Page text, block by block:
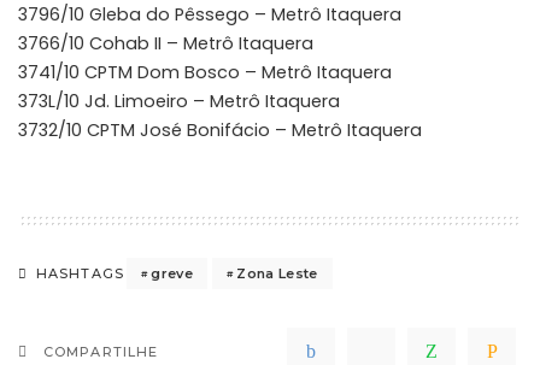
3796/10 Gleba do Pêssego – Metrô Itaquera
3766/10 Cohab II – Metrô Itaquera
3741/10 CPTM Dom Bosco – Metrô Itaquera
373L/10 Jd. Limoeiro – Metrô Itaquera
3732/10 CPTM José Bonifácio – Metrô Itaquera
HASHTAGS greve Zona Leste
COMPARTILHE